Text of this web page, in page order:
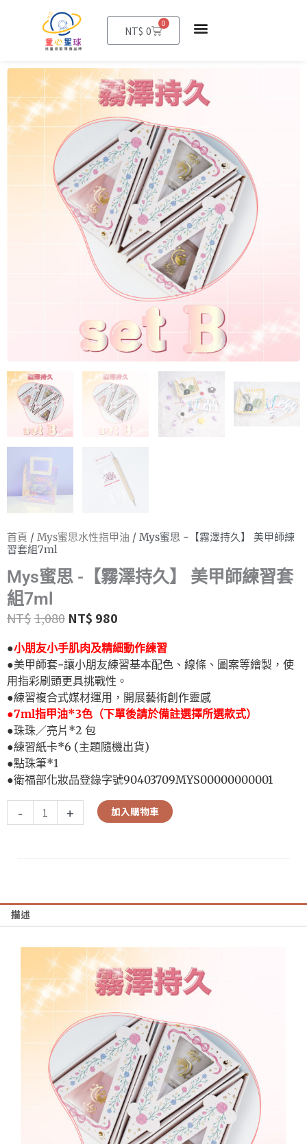
NT$ 0
0
購
物
首頁 / Mys蜜思水性指甲油 / Mys蜜思 -【霧澤持久】 美甲師練
習套組7ml
Mys蜜思 -【霧澤持久】 美甲師練習套
組7ml
NT$1,080 NT$ 980
●小朋友小手肌肉及精細動作練習
●美甲師套-讓小朋友練習基本配色、線條、圖案等繪製，使
用指彩刷頭更具挑戰性。
●練習複合式媒材運用，開展藝術創作靈感
●7ml指甲油*3色 （下單後請於備註選擇所選款式）
●珠珠／亮片*2 包
●練習紙卡*6 (主題隨機出貨)
●點珠筆*1
●衛福部化妝品登錄字號90403709MYS00000000001
- + 加入購物車
描述